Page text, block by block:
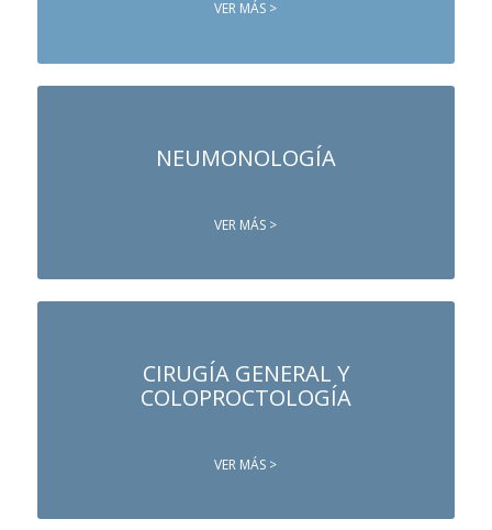
VER MÁS >
NEUMONOLOGÍA
VER MÁS >
CIRUGÍA GENERAL Y
COLOPROCTOLOGÍA
VER MÁS >